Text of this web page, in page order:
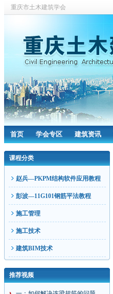
重庆市土木建筑学会
首页 学会专区 建筑资讯
课程分类
赵兵—PKPM结构软件应用教程
彭波—11G101钢筋平法教程
施工管理
施工技术
建筑BIM技术
推荐视频